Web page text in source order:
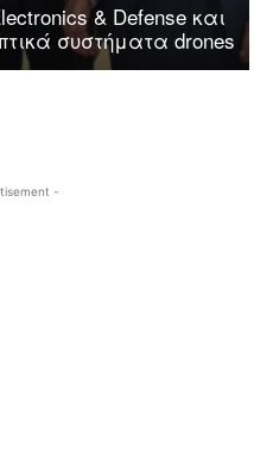
& Defense και
συστήματα drones
-